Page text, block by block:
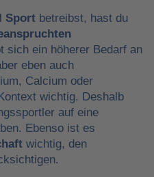
Sport betreibst, hast du
sich ein höherer Bedarf an
eben auch
Calcium oder
wichtig. Deshalb
auf eine
Ebenso ist es
wichtig, den